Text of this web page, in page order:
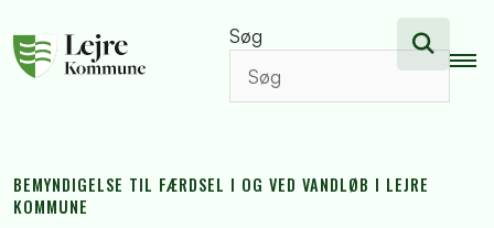
Søg
BEMYNDIGELSE TIL FÆRDSEL I OG VED VANDLØB I LEJRE
KOMMUNE